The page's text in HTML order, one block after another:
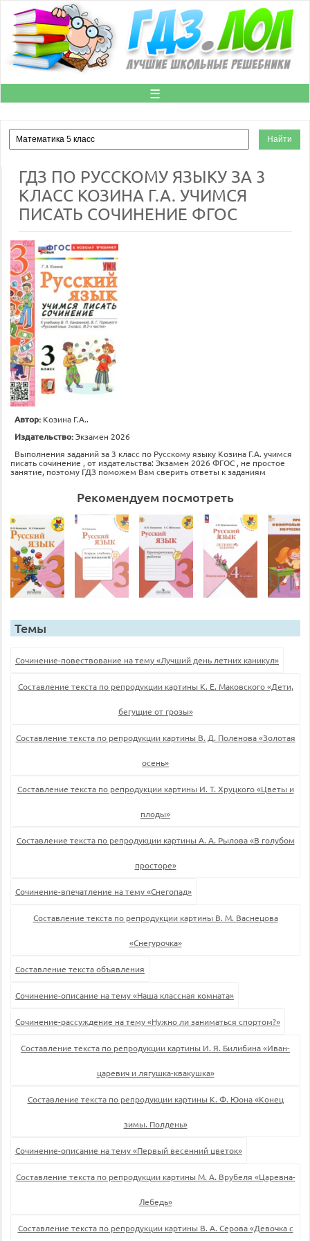
☰
ГДЗ ПО РУССКОМУ ЯЗЫКУ ЗА 3
КЛАСС КОЗИНА Г.А. УЧИМСЯ
ПИСАТЬ СОЧИНЕНИЕ ФГОС
Автор: Козина Г.А..
Издательство:Экзамен 2026
Выполнения заданий за 3 класс по Русскому языку Козина Г.А. учимся
писать сочинение , от издательства: Экзамен 2026 ФГОС , не простое
занятие, поэтому ГДЗ поможем Вам сверить ответы к заданиям
Рекомендуем посмотреть
Темы
Сочинение-повествование на тему «Лучший день летних каникул»
Составление текста по репродукции картины К. Е. Маковского «Дети,
бегущие от грозы»
Составление текста по репродукции картины В. Д. Поленова «Золотая
осень»
Составление текста по репродукции картины И. Т. Хруцкого «Цветы и
плоды»
Составление текста по репродукции картины A. А. Рылова «В голубом
просторе»
Сочинение-впечатление на тему «Снегопад»
Составление текста по репродукции картины B. М. Васнецова
«Снегурочка»
Составление текста объявления
Сочинение-описание на тему «Наша классная комната»
Сочинение-рассуждение на тему «Нужно ли заниматься спортом?»
Составление текста по репродукции картины И. Я. Билибина «Иван-
царевич и лягушка-квакушка»
Составление текста по репродукции картины К. Ф. Юона «Конец
зимы. Полдень»
Сочинение-описание на тему «Первый весенний цветок»
Составление текста по репродукции картины М. А. Врубеля «Царевна-
Лебедь»
Составление текста по репродукции картины В. А. Серова «Девочка с